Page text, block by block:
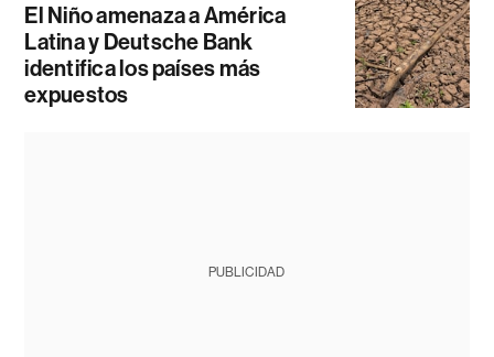
El Niño amenaza a América
Latina y Deutsche Bank
identifica los países más
expuestos
PUBLICIDAD